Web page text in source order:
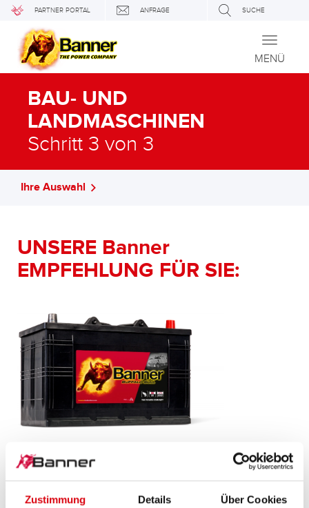
Zustimmung Details Über Cookies
PARTNER PORTAL ANFRAGE SUCHE
Toggle
MENÜ
BAU- UND
LANDMASCHINEN
Schritt 3 von 3
Ihre Auswahl
UNSERE Banner
EMPFEHLUNG FÜR SIE:
Buffalo Bull SLI
610 11